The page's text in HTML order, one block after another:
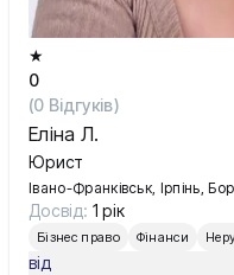
★
0
(0 Відгуків)
Еліна Л.
Юрист
Івано-Франківськ, Ірпінь,
Досвід: 1 рік
Бізнес право Фінанси
від